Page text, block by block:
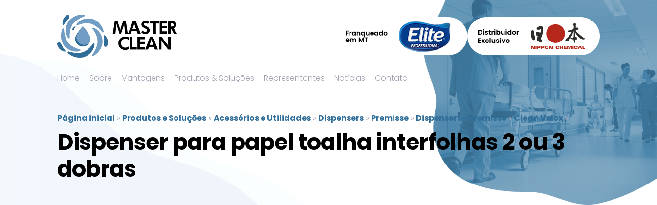
Home Sobre Vantagens Produtos & Soluções Representantes Notícias Contato
Página inicial » Produtos e Soluções » Acessórios e Utilidades » Dispensers » Premisse » Dispensers - Premisse»Clean Velox»
Dispenser para papel toalha interfolhas 2 ou 3
dobras